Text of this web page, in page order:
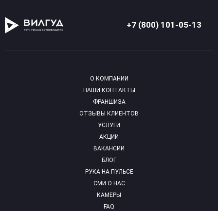
+7 (800) 101-05-13
О КОМПАНИИ
НАШИ КОНТАКТЫ
ФРАНШИЗА
ОТЗЫВЫ КЛИЕНТОВ
УСЛУГИ
АКЦИИ
ВАКАНСИИ
БЛОГ
РУКА НА ПУЛЬСЕ
СМИ О НАС
КАМЕРЫ
FAQ